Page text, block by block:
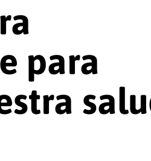
para